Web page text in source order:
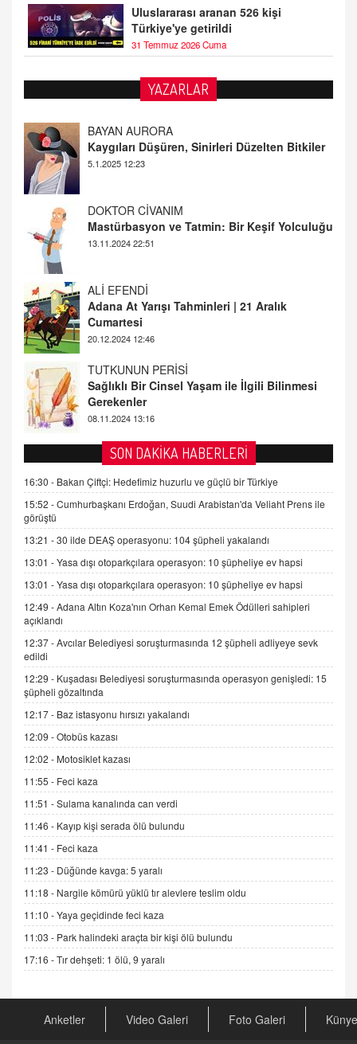
Uluslararası aranan 526 kişi
Türkiye'ye getirildi
31 Temmuz 2026 Cuma
YAZARLAR
DOKTOR CİVANIM
Mastürbasyon ve Tatmin: Bir Keşif Yolculuğu
13.11.2024 22:51
ALİ EFENDİ
Adana At Yarışı Tahminleri | 21 Aralık
Cumartesi
TUTKUNUN PERİSİ
Sağlıklı Bir Cinsel Yaşam ile İlgili Bilinmesi
Gerekenler
08.11.2024 13:16
FARUK ÖNALAN
Tezkere Onaylanmasaydı…
2 Kasım 2021 Salı 00:11
AV. DOĞAN CAN DOĞAN
Kişisel verilerin korunması ve dijital hukukun
gelişimi
15.09.2025 16:17
SEHER EREK
Kış Ayları Geldi, Hangi Önlemler Alınmalı?
9.12.2025 10:11
İNCİ GÜL AKÖL
06.07.2026 13:00
ADEM AKÖL
Esed Destekçilerinin Yüzüne Vurulan Şamar:
Sednaya
11.12.2024 12:30
DR. EKREM ASLAN
Gerçek Ne, Algı Ne? "Beraber Yürüyoruz"
Cümlesinin Peşinden
19.07.2025 12:45
GÖNÜL MENEKŞE
Şifacının Yolu
04.11.2025 12:56
AV. RÜMEYSA ÖZKALE
Kira Uyuşmazlıklarında Dava Açmadan Önce
Arabulucuya Başvuru Şartı
CAN UĞURATEŞ
Değişen yapısıyla Suriye
SON DAKİKA HABERLERİ
16:30 - Bakan Çiftçi: Hedefimiz huzurlu ve güçlü bir Türkiye
15:52 -Cumhurbaşkanı Erdoğan, Suudi Arabistan'da Veliaht Prens ile
görüştü
13:21 -30 ilde DEAŞ operasyonu: 104 şüpheli yakalandı
13:01 -Yasa dışı otoparkçılara operasyon: 10 şüpheliye ev hapsi
13:01 -Yasa dışı otoparkçılara operasyon: 10 şüpheliye ev hapsi
12:49 -Adana Altın Koza'nın Orhan Kemal Emek Ödülleri sahipleri
açıklandı
12:37 -Avcılar Belediyesi soruşturmasında 12 şüpheli adliyeye sevk
edildi
12:29 - Kuşadası Belediyesi soruşturmasında operasyon genişledi: 15
şüpheli gözaltında
12:17 - Baz istasyonu hırsızı yakalandı
12:09 -Otobüs kazası
12:02 - Motosiklet kazası
11:55 - Feci kaza
11:51 -Sulama kanalında can verdi
11:46 - Kayıp kişi serada ölü bulundu
11:41 - Feci kaza
11:23 - Düğünde kavga: 5 yaralı
11:18 - Nargile kömürü yüklü tır alevlere teslim oldu
11:10 -Yaya geçidinde feci kaza
11:03 - Park halindeki araçta bir kişi ölü bulundu
17:16 -Tır dehşeti: 1 ölü, 9 yaralı
Anketler Video Galeri Foto Galeri Künye